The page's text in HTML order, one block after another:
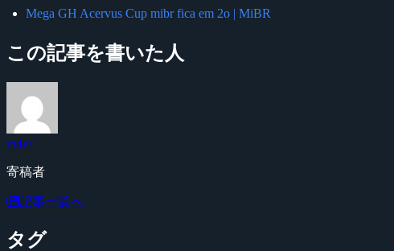
Mega GH Acervus Cup mibr fica em 2o | MiBR
この記事を書いた人
m4er
寄稿者
記事一覧へ
タグ